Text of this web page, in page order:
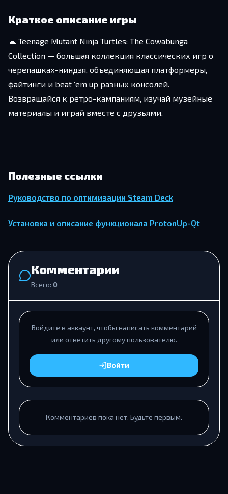
Краткое описание игры
🐢 Teenage Mutant Ninja Turtles: The Cowabunga
Collection — большая коллекция классических игр о
черепашках-ниндзя, объединяющая платформеры,
файтинги и beat ’em up разных консолей.
Возвращайся к ретро-кампаниям, изучай музейные
материалы и играй вместе с друзьями.
Полезные ссылки
Руководство по оптимизации Steam Deck
Установка и описание функционала ProtonUp-Qt
Комментарии
Всего: 0
Войдите в аккаунт, чтобы написать комментарий
или ответить другому пользователю.
Войти
Комментариев пока нет. Будьте первым.